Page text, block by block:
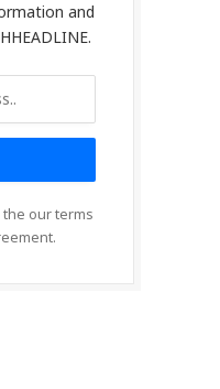
and
our terms